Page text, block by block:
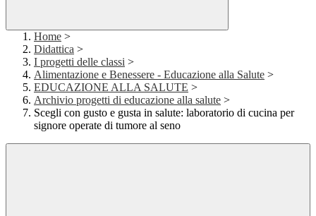
Home >
Didattica >
I progetti delle classi >
Alimentazione e Benessere - Educazione alla Salute >
EDUCAZIONE ALLA SALUTE >
Archivio progetti di educazione alla salute >
Scegli con gusto e gusta in salute: laboratorio di cucina per
signore operate di tumore al seno